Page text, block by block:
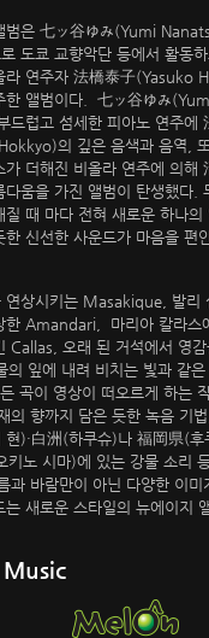
범은 七ッ谷ゆみ(Yumi
도쿄 교향악단 등에서 활동
라 연주자 法橋泰子(Yasuko
한 앨범이다. 七ッ谷ゆみ
드럽고 섬세한 피아노 연주에
의 깊은 음색과 음역,
가 더해진 비올라 연주에 의해
다움을 가진 앨범이 탄생했다.
질 때 마다 전혀 새로운 하나의
한 신선한 사운드가 마음을 편
연상시키는 Masakique, 발리
한 Amandari, 마리아 칼라스
Callas, 오래 된 거석에서 영
의 잎에 내려 비치는 빛과 같
곡이 영상이 떠오르게 하는
의 향까지 담은 듯한 녹음 기
현)・白洲(하쿠슈)나 福岡県(후
키노 시마)에 있는 강물 소리
과 바람만이 아닌 다양한 이미
는 새로운 스타일의 뉴에이지
Music